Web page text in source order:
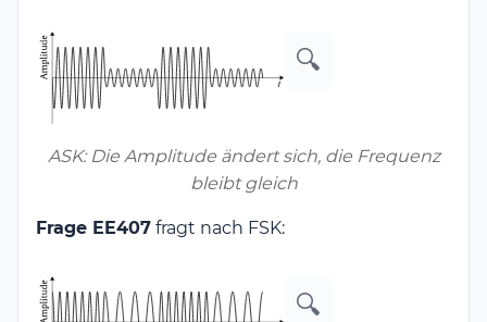
🔍
ASK: Die Amplitude ändert sich, die Frequenz
bleibt gleich
Frage EE407 fragt nach FSK:
🔍